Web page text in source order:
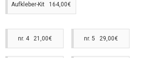
Aufkleber-Kit 164,00€
nr. 4 21,00€ nr. 5 29,00€